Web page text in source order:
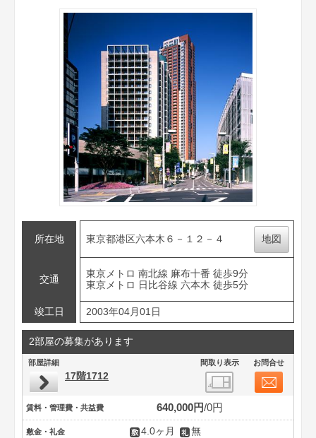
所在地 東京都港区六本木６－１２－４ 地図
交通
東京メトロ 南北線 麻布十番 徒歩9分
東京メトロ 日比谷線 六本木 徒歩5分
竣工日 2003年04月01日
2部屋の募集があります
部屋詳細 間取り表示 お問合せ
17階1712
賃料・管理費・共益費 640,000円 0円
敷金・礼金 4.0ヶ月 無